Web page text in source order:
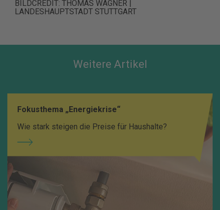
BILDCREDIT: THOMAS WAGNER |
LANDESHAUPTSTADT STUTTGART
Weitere Artikel
Fokusthema „Energiekrise“
Wie stark steigen die Preise für Haushalte?